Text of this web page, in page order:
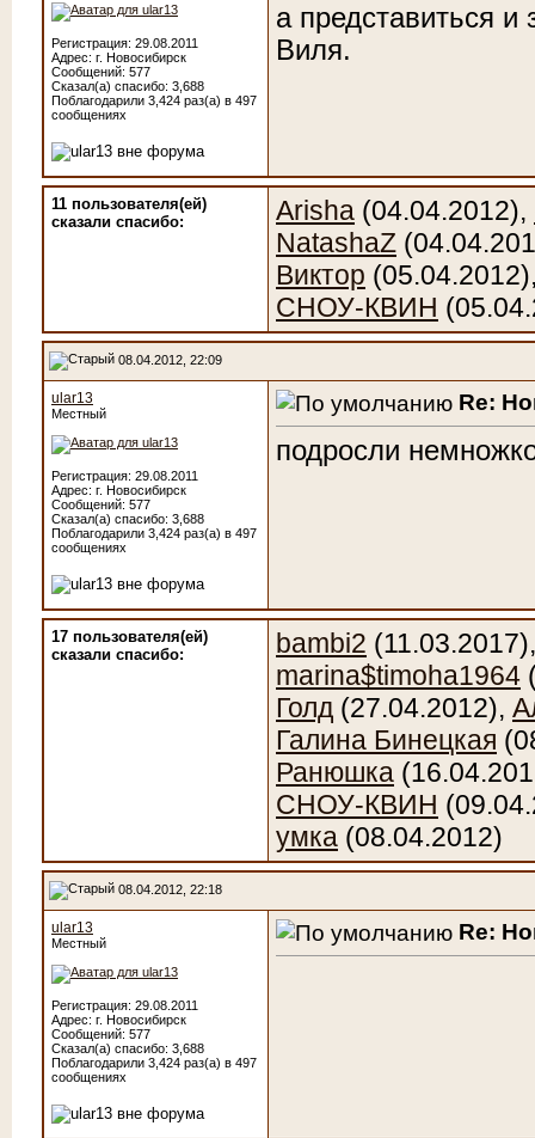
Регистрация: 29.08.2011
Адрес: г. Новосибирск
Сообщений: 577
Сказал(а) спасибо: 3,688
Поблагодарили 3,424 раз(а) в 497
сообщениях
а представиться
Виля.
11 пользователя(ей)
сказали cпасибо:
Arisha (04.04.2012),
NatashaZ
Виктор
СНОУ-КВИН
08.04.2012, 22:09
ular13
Местный
Регистрация: 29.08.2011
Адрес: г. Новосибирск
Сообщений: 577
Сказал(а) спасибо: 3,688
Поблагодарили 3,424 раз(а) в 497
сообщениях
Re:
подросли
17 пользователя(ей)
сказали cпасибо:
bambi2
marina$timoha1964
Голд (27.04.2012),
Галина Бинецкая
Ранюшка
СНОУ-КВИН
умка (08.04.2012)
08.04.2012, 22:18
ular13
Местный
Регистрация: 29.08.2011
Адрес: г. Новосибирск
Сообщений: 577
Сказал(а) спасибо: 3,688
Поблагодарили 3,424 раз(а) в 497
сообщениях
Re: